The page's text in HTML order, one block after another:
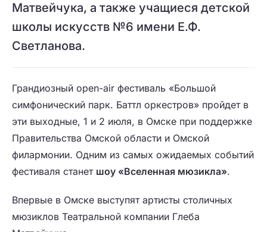
Матвейчука, а также учащиеся детской
школы искусств №6 имени Е.Ф.
Светланова.
Грандиозный open-air фестиваль «Большой
симфонический парк. Баттл оркестров» пройдет в
эти выходные, 1 и 2 июля, в Омске при поддержке
Правительства Омской области и Омской
филармонии. Одним из самых ожидаемых событий
фестиваля станет шоу «Вселенная мюзикла».
Впервые в Омске выступят артисты столичных
мюзиклов Театральной компании Глеба